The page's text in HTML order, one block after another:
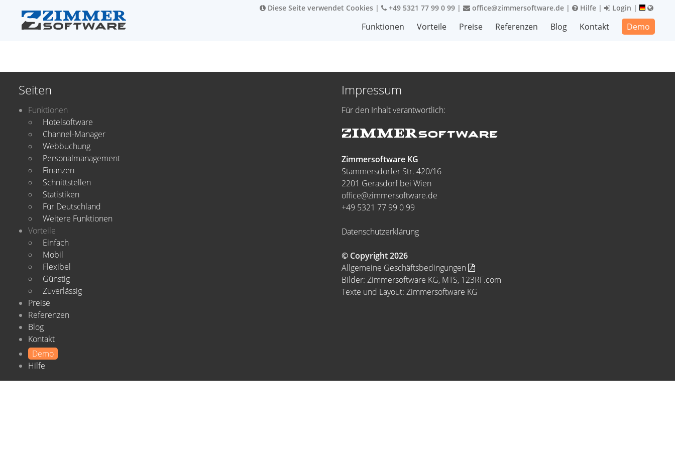
Diese Seite verwendet Cookies | +49 5321 77 99 0 99 | office@zimmersoftware.de | Hilfe | Login |
Funktionen Vorteile Preise Referenzen Blog Kontakt Demo
Seiten
Funktionen
Hotelsoftware
Channel-Manager
Webbuchung
Personalmanagement
Finanzen
Schnittstellen
Statistiken
Für Deutschland
Weitere Funktionen
Vorteile
Einfach
Mobil
Flexibel
Günstig
Zuverlässig
Preise
Referenzen
Blog
Kontakt
Demo
Hilfe
Impressum
Für den Inhalt verantwortlich:
Zimmersoftware KG
Stammersdorfer Str. 420/16
2201 Gerasdorf bei Wien
office@zimmersoftware.de
+49 5321 77 99 0 99
Datenschutzerklärung
© Copyright 2026
Allgemeine Geschäftsbedingungen
Bilder: Zimmersoftware KG, MTS, 123RF.com
Texte und Layout: Zimmersoftware KG